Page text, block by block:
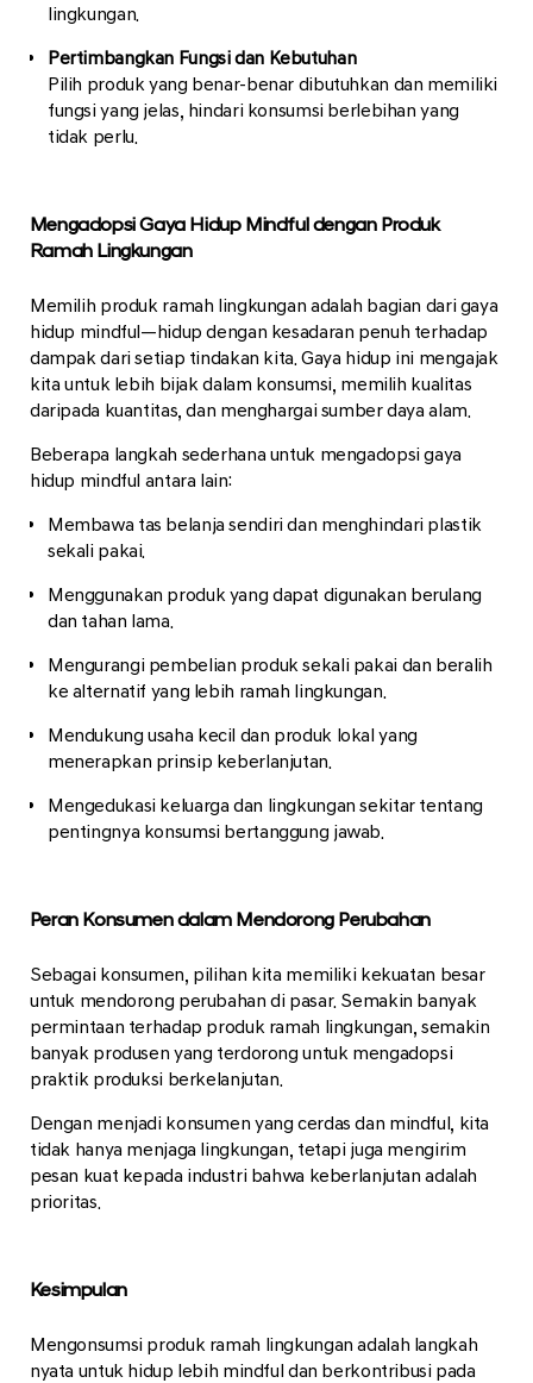
lingkungan.
Pertimbangkan Fungsi dan Kebutuhan
Pilih produk yang benar-benar dibutuhkan dan memiliki
fungsi yang jelas, hindari konsumsi berlebihan yang
tidak perlu.
Mengadopsi Gaya Hidup Mindful dengan Produk
Ramah Lingkungan
Memilih produk ramah lingkungan adalah bagian dari gaya
hidup mindful—hidup dengan kesadaran penuh terhadap
dampak dari setiap tindakan kita. Gaya hidup ini mengajak
kita untuk lebih bijak dalam konsumsi, memilih kualitas
daripada kuantitas, dan menghargai sumber daya alam.
Beberapa langkah sederhana untuk mengadopsi gaya
hidup mindful antara lain:
Membawa tas belanja sendiri dan menghindari plastik
sekali pakai.
Menggunakan produk yang dapat digunakan berulang
dan tahan lama.
Mengurangi pembelian produk sekali pakai dan beralih
ke alternatif yang lebih ramah lingkungan.
Mendukung usaha kecil dan produk lokal yang
menerapkan prinsip keberlanjutan.
Mengedukasi keluarga dan lingkungan sekitar tentang
pentingnya konsumsi bertanggung jawab.
Peran Konsumen dalam Mendorong Perubahan
Sebagai konsumen, pilihan kita memiliki kekuatan besar
untuk mendorong perubahan di pasar. Semakin banyak
permintaan terhadap produk ramah lingkungan, semakin
banyak produsen yang terdorong untuk mengadopsi
praktik produksi berkelanjutan.
Dengan menjadi konsumen yang cerdas dan mindful, kita
tidak hanya menjaga lingkungan, tetapi juga mengirim
pesan kuat kepada industri bahwa keberlanjutan adalah
prioritas.
Kesimpulan
Mengonsumsi produk ramah lingkungan adalah langkah
nyata untuk hidup lebih mindful dan berkontribusi pada